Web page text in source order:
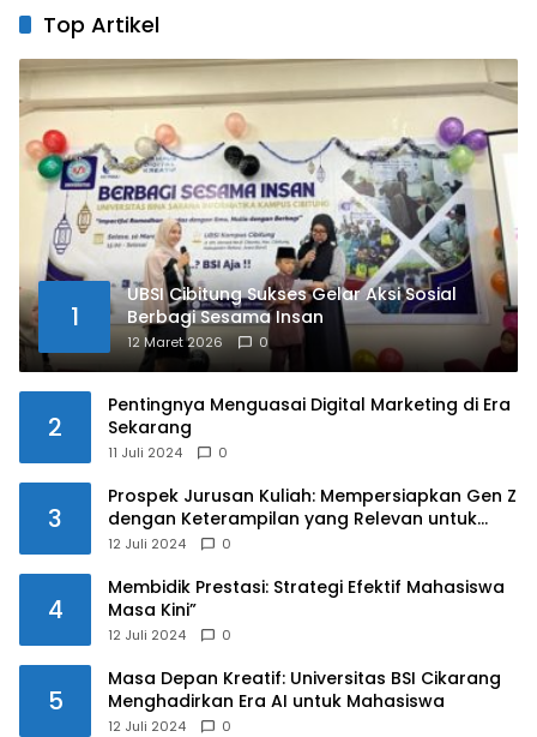
Top Artikel
1
UBSI Cibitung Sukses Gelar Aksi Sosial
Berbagi Sesama Insan
12 Maret 2026 0
2
Pentingnya Menguasai Digital Marketing di Era
Sekarang
11 Juli 2024 0
3
Prospek Jurusan Kuliah: Mempersiapkan Gen Z
dengan Keterampilan yang Relevan untuk
Masa Depan
12 Juli 2024 0
4
Membidik Prestasi: Strategi Efektif Mahasiswa
Masa Kini”
12 Juli 2024 0
5
Masa Depan Kreatif: Universitas BSI Cikarang
Menghadirkan Era AI untuk Mahasiswa
12 Juli 2024 0